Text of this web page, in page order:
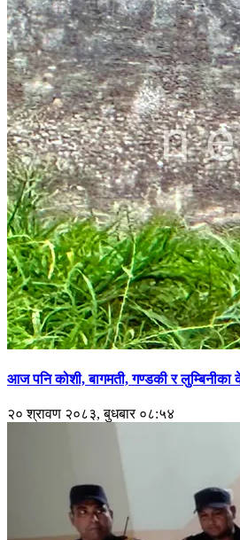
आज पनि कोशी, बागमती, गण्डकी र लुम्बिनीका
२० श्रावण २०८३, बुधबार ०८:५४